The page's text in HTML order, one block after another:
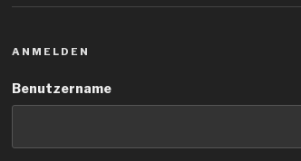
ANMELDEN
Benutzername